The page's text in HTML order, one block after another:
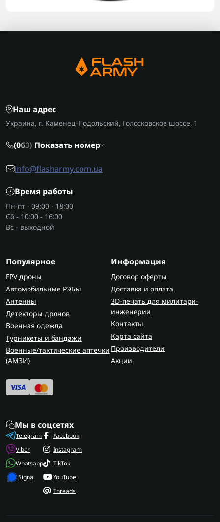
Наш адрес
Украина, г. Каменец-Подольский, Голосковское шоссе, 1
(063) Показать номер
info@flasharmy.com.ua
Время работы
Пн-пт - 09:00 - 18:00
Сб - 10:00 - 16:00
Вс - выходной
Популярное
FPV дроны
Автомобильные РЭБы
Антенны
Детекторы дронов
Военная одежда
Турникеты и бандажи
Военные/тактические аптечки
(AMЗИ)
Информация
Договор оферты
Доставка и оплата
3D-печать для милитари-
инженерии
Контакты
Карта сайта
Производители
Акции
Мы в соцсетях
Telegram
Viber
Whatsapp
Signal
Facebook
Instagram
TikTok
YouTube
Threads